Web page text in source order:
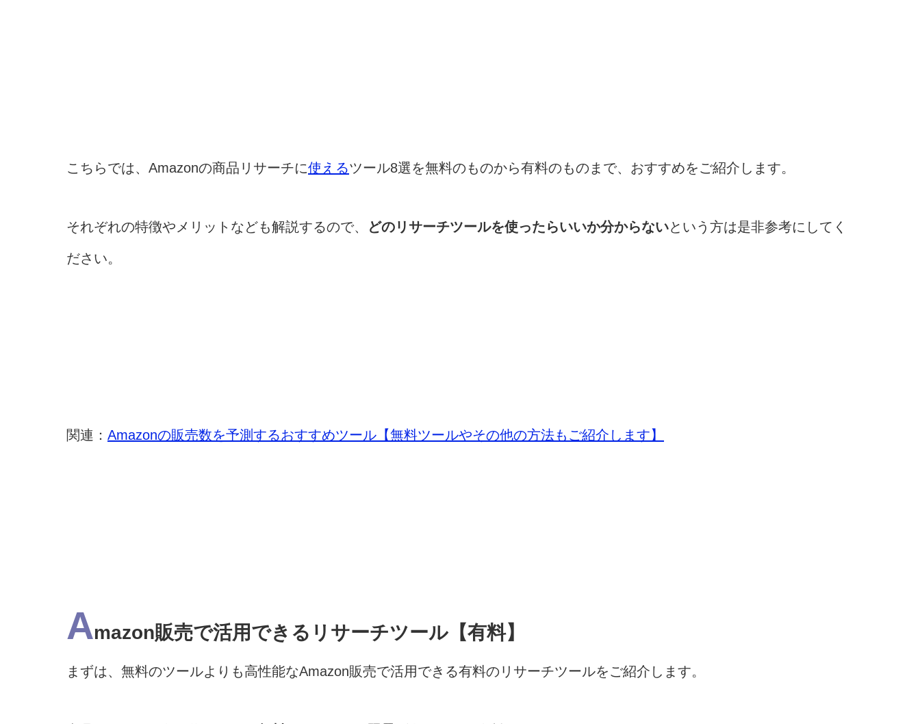
こちらでは、Amazonの商品リサーチに使えるツール8選を無料のものから有料のものまで、おすすめをご紹介します。
それぞれの特徴やメリットなども解説するので、 どのリサーチツールを使ったらいいか分からないという方は是非参考にしてく
ださい。
関連： Amazonの販売数を予測するおすすめツール【無料ツールやその他の方法もご紹介します】
Amazon販売で活用できるリサーチツール【有料】
まずは、無料のツールよりも高性能なAmazon販売で活用できる有料のリサーチツールをご紹介します。